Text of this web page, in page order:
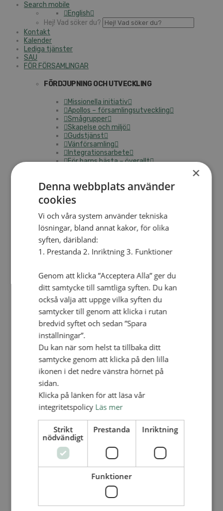
Search mobile
English
Hej! Vad söker du?
Kontakt
Kalender
Lediga tjänster
SAU
FÖR FÖRSAMLINGAR
FÖRDJUPNING OCH UTVECKLING
Missionella initiativ
Apollos – församlingsutveckling
Smågrupper
Skapelse och miljö
Gudstjänst
Vänförsamling
Integrationsarbete
För barns bästa – överallt
PRAKTISKT
Materialbank
Redovisning och lönehantering
Kyrkoavgiften
LOGGA IN
Dokumentbanken
Personalförsäkringar
SAMP – personalförbundet
Kontakt
Kalender
Lediga tjänster
SAU
FÖR FÖRSAMLINGAR
VAD VI GÖR
VAD VI GÖR
Våra arbeten
Nationellt
Nationella avdelningen
Nationella arbetsområden
Våra pionjära satsningar
Internationella avdelningen
×
Denna webbplats använder
cookies
Vi och våra system använder tekniska
lösningar, bland annat kakor, för olika
syften, däribland:
1. Prestanda 2. Inriktning 3. Funktioner
Genom att klicka ”Acceptera Alla” ger du
ditt samtycke till samtliga syften. Du kan
också välja att uppge vilka syften du
samtycker till genom att klicka i rutan
bredvid syftet och sedan ”Spara
inställningar”.
Du kan när som helst ta tillbaka ditt
samtycke genom att klicka på den lilla
ikonen i det nedre vänstra hörnet på
sidan.
Klicka på länken för att läsa vår
integritetspolicy Läs mer
Strikt
nödvändigt
Prestanda Inriktning
Funktioner